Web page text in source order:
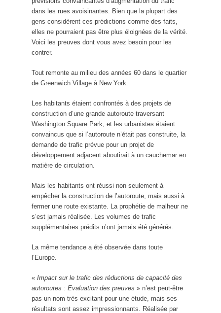
dans les rues avoisinantes. Bien que la plupart des
gens considèrent ces prédictions comme des faits,
elles ne pourraient pas être plus éloignées de la vérité.
Voici les preuves dont vous avez besoin pour les
contrer.
Tout remonte au milieu des années 60 dans le quartier
de Greenwich Village à New York.
Les habitants étaient confrontés à des projets de
construction d’une grande autoroute traversant
Washington Square Park, et les urbanistes étaient
convaincus que si l’autoroute n’était pas construite, la
demande de trafic prévue pour un projet de
développement adjacent aboutirait à un cauchemar en
matière de circulation.
Mais les habitants ont réussi non seulement à
empêcher la construction de l’autoroute, mais aussi à
fermer une route existante. La prophétie de malheur ne
s’est jamais réalisée. Les volumes de trafic
supplémentaires prédits n’ont jamais été générés.
La même tendance a été observée dans toute
l’Europe.
« Impact sur le trafic des réductions de capacité des
autoroutes : Evaluation des preuves » n’est peut-être
pas un nom très excitant pour une étude, mais ses
résultats sont assez impressionnants. Réalisée par